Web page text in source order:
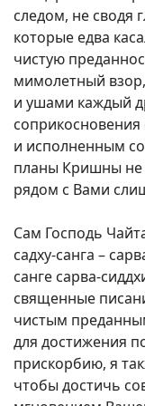
следом, не сводя
которые едва
чистую
мимолетный
и ушами каждый
и исполненным
планы Кришны не
рядом с Вами
Сам Господь
садху-санга –
санге сарва-
священные
чистым
для достижения
прискорбию, я
чтобы достичь